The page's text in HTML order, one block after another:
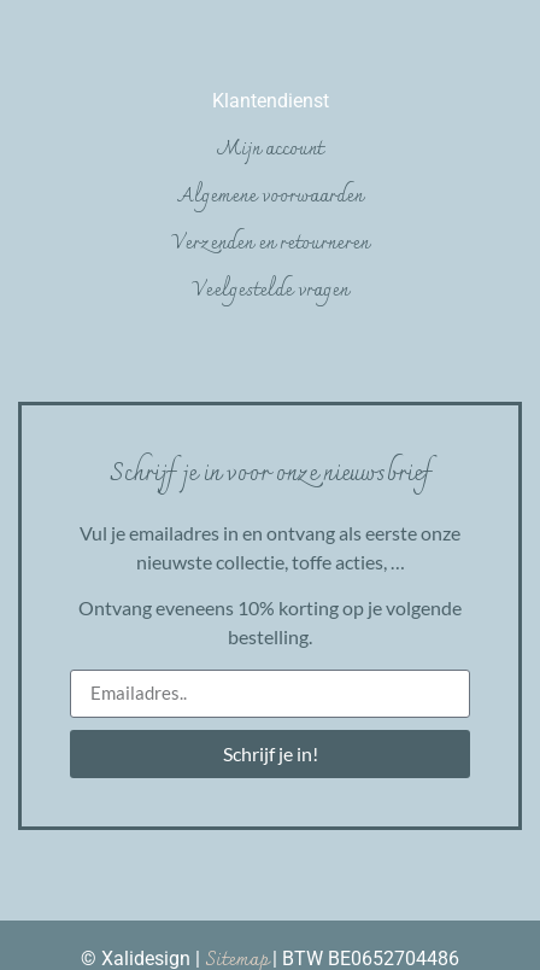
Klantendienst
Mijn account
Algemene voorwaarden
Verzenden en retourneren
Veelgestelde vragen
Schrijf je in voor onze nieuwsbrief
Vul je emailadres in en ontvang als eerste onze
nieuwste collectie, toffe acties, …
Ontvang eveneens 10% korting op je volgende
bestelling.
Schrijf je in!
© Xalidesign | Sitemap| BTW BE0652704486